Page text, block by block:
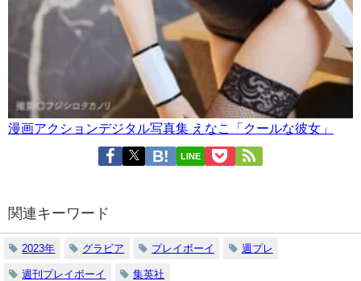
漫画アクションデジタル写真集 えなこ「クールな彼女」
LINE
関連キーワード
2023年 グラビア プレイボーイ 週プレ
週刊プレイボーイ 集英社